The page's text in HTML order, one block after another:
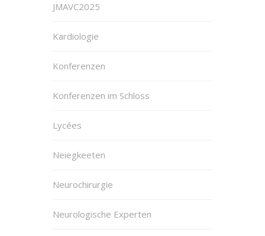
JMAVC2025
Kardiologie
Konferenzen
Konferenzen im Schloss
Lycées
Neiegkeeten
Neurochirurgie
Neurologische Experten